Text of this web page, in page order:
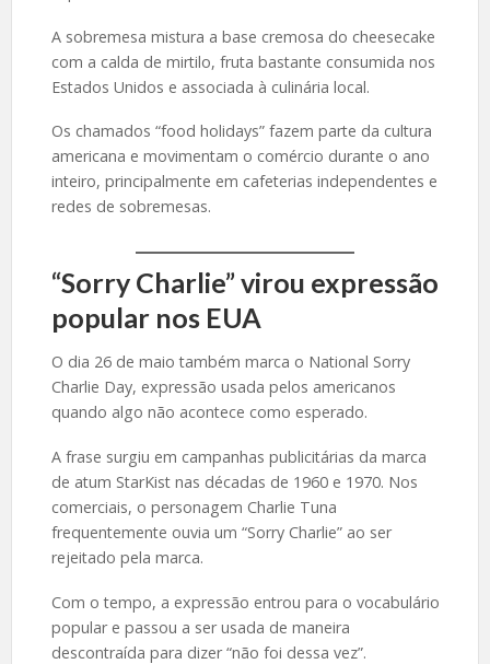
A sobremesa mistura a base cremosa do cheesecake
com a calda de mirtilo, fruta bastante consumida nos
Estados Unidos e associada à culinária local.
Os chamados “food holidays” fazem parte da cultura
americana e movimentam o comércio durante o ano
inteiro, principalmente em cafeterias independentes e
redes de sobremesas.
“Sorry Charlie” virou expressão
popular nos EUA
O dia 26 de maio também marca o National Sorry
Charlie Day, expressão usada pelos americanos
quando algo não acontece como esperado.
A frase surgiu em campanhas publicitárias da marca
de atum StarKist nas décadas de 1960 e 1970. Nos
comerciais, o personagem Charlie Tuna
frequentemente ouvia um “Sorry Charlie” ao ser
rejeitado pela marca.
Com o tempo, a expressão entrou para o vocabulário
popular e passou a ser usada de maneira
descontraída para dizer “não foi dessa vez”.